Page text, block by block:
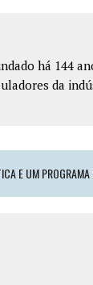
há 144
da
E UM